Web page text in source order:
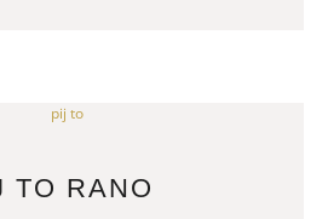
TO RANO